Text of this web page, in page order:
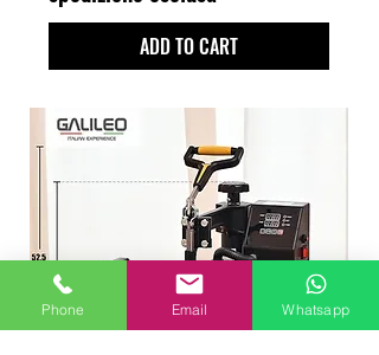
ADD TO CART
Phone Email Whatsapp